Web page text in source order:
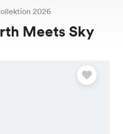
2026
Meets Sky